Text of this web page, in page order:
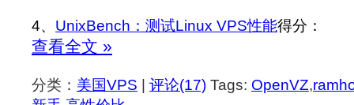
4、 UnixBench：测试Linux VPS性能得分：
查看全文 »
分类： 美国VPS 评论(17) Tags: OpenVZ,